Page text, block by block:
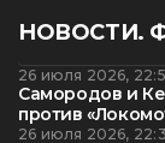
НОВОСТИ.
26 июля 2026,
Самородов и
против
26 июля 2026,